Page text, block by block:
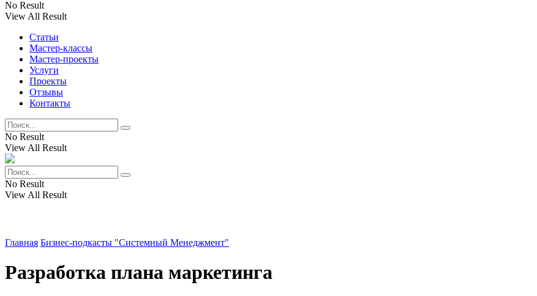
No Result
View All Result
Статьи
Мастер-классы
Мастер-проекты
Услуги
Проекты
Отзывы
Контакты
No Result
View All Result
No Result
View All Result
Главная Бизнес-подкасты "Системный Менеджмент"
Разработка плана маркетинга